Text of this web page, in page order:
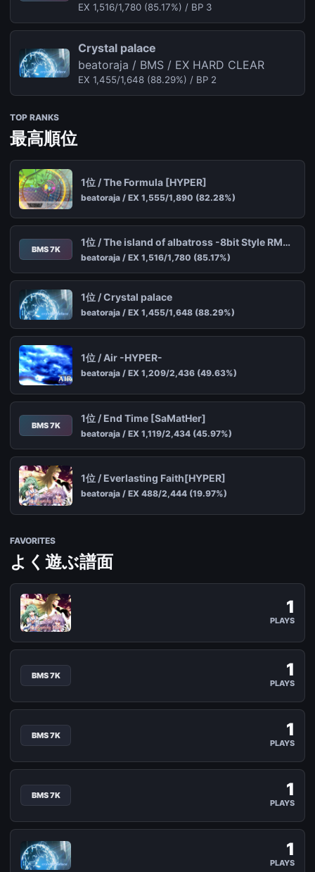
EX 1,516/1,780 (85.17%) / BP 3
Crystal palace
beatoraja / BMS / EX HARD CLEAR
EX 1,455/1,648 (88.29%) / BP 2
TOP RANKS
最高順位
1位 / The Formula [HYPER]
beatoraja / EX 1,555/1,890 (82.28%)
BMS 7K
1位 / The island of albatross -8bit Style RMX-[HYPER]
beatoraja / EX 1,516/1,780 (85.17%)
1位 / Crystal palace
beatoraja / EX 1,455/1,648 (88.29%)
1位 / Air -HYPER-
beatoraja / EX 1,209/2,436 (49.63%)
BMS 7K
1位 / End Time [SaMatHer]
beatoraja / EX 1,119/2,434 (45.97%)
1位 / Everlasting Faith[HYPER]
beatoraja / EX 488/2,444 (19.97%)
FAVORITES
よく遊ぶ譜面
rider feat. A Dokuga / HYPER Lv.10 / BMS 7K
1
PLAYS
BMS 7K
Cres obj:samayoi / ANOTHER Lv.8 / BMS 7K
1
PLAYS
BMS 7K 1
PLAYS
BMS 7K
The island of albatross -8bit Style RMX-
CELLON. (anubasu-anubasu) / HYPER Lv.8 / BMS
1
PLAYS
1
PLAYS